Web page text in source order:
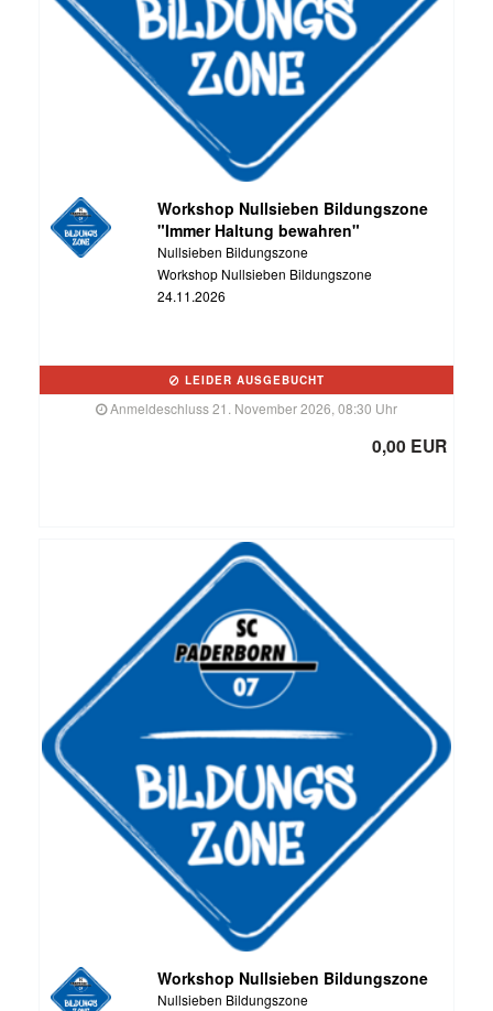
Workshop Nullsieben Bildungszone
"Immer Haltung bewahren"
Nullsieben Bildungszone
Workshop Nullsieben Bildungszone
24.11.2026
LEIDER AUSGEBUCHT
Anmeldeschluss 21. November 2026, 08:30 Uhr
0,00 EUR
Workshop Nullsieben Bildungszone
Nullsieben Bildungszone